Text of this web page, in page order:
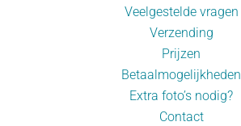
Veelgestelde vragen
Verzending
Prijzen
Betaalmogelijkheden
Extra foto’s nodig?
Contact